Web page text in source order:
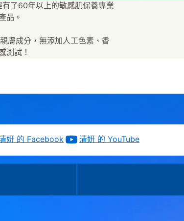
了60年以上的敏感肌保養專業
品。
膚成分，無添加人工色素、香
測試！
妍 的 Facebook 清妍 的 YouTube